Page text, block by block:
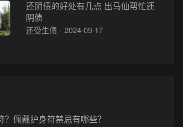
还阴债的好处有几点 出马仙帮忙还
阴债
还受生债 · 2024-09-17
？佩戴护身符禁忌有哪些？